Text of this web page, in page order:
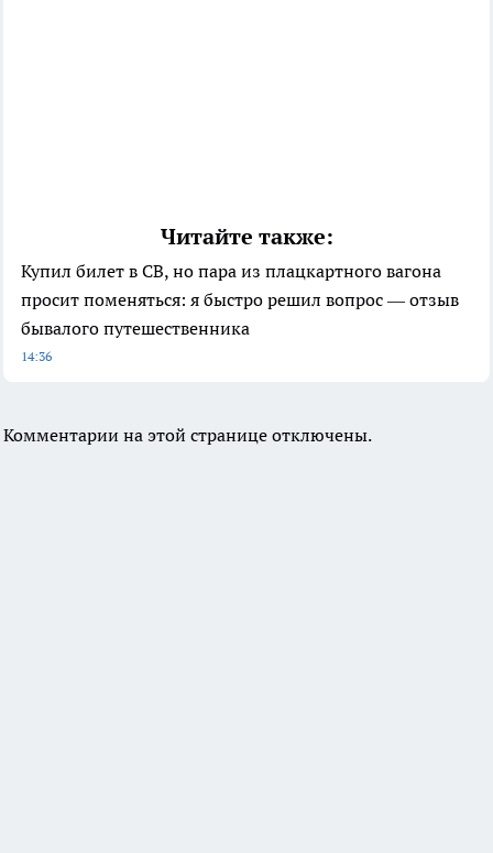
Читайте также:
Купил билет в СВ, но пара из плацкартного вагона
просит поменяться: я быстро решил вопрос — отзыв
бывалого путешественника
14:36
Комментарии на этой странице отключены.